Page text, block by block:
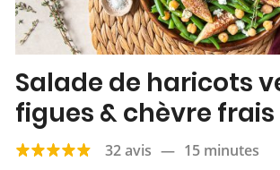
Salade de haricots
figues & chèvre frais
32 avis — 15 minutes